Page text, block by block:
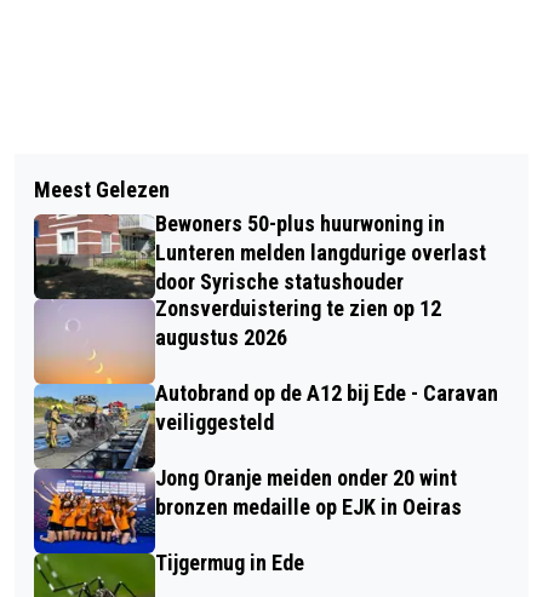
FOUTE INFORMATIE VOOR TEKST OP
NIEUW INDISCH MONUMENT IN EDE
PEACE OF MIND - EDWARD REEKERS
AND MELODY REEKERS
Meest Gelezen
Bewoners 50-plus huurwoning in
Lunteren melden langdurige overlast
door Syrische statushouder
Zonsverduistering te zien op 12
augustus 2026
Autobrand op de A12 bij Ede - Caravan
veiliggesteld
Jong Oranje meiden onder 20 wint
bronzen medaille op EJK in Oeiras
Tijgermug in Ede